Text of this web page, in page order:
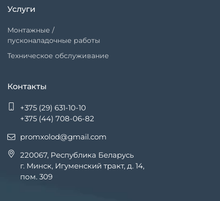
Услуги
Монтажные /
пусконаладочные работы
Техническое обслуживание
Контакты
+375 (29) 631-10-10
+375 (44) 708-06-82
promxolod@gmail.com
220067, Республика Беларусь
г. Минск, Игуменский тракт, д. 14,
пом. 309